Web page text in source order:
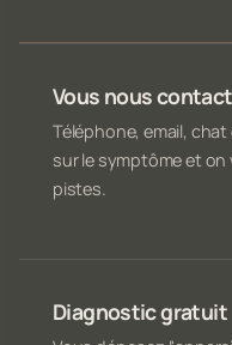
Vous nous
Téléphone, email,
sur le symptôme et on
pistes.
Diagnostic gratuit